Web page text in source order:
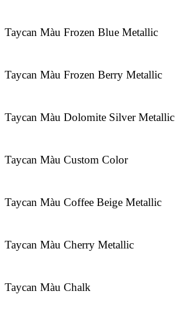
Taycan Màu Frozen Blue Metallic
Taycan Màu Frozen Berry Metallic
Taycan Màu Dolomite Silver Metallic
Taycan Màu Custom Color
Taycan Màu Coffee Beige Metallic
Taycan Màu Cherry Metallic
Taycan Màu Chalk